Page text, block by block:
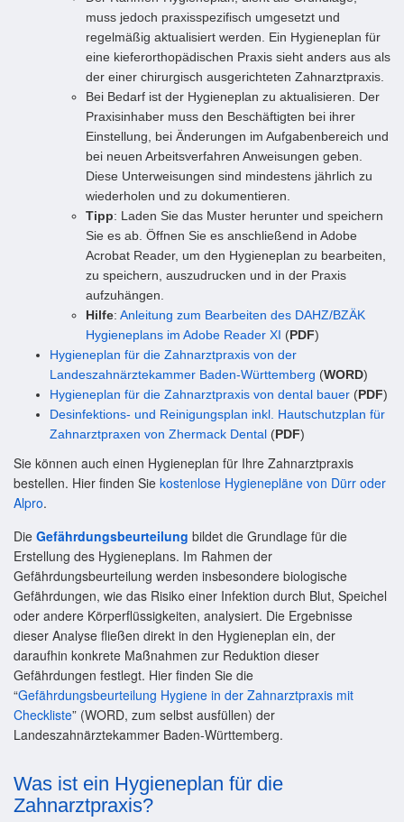
muss jedoch praxisspezifisch umgesetzt und
regelmäßig aktualisiert werden. Ein Hygieneplan für
eine kieferorthopädischen Praxis sieht anders aus als
der einer chirurgisch ausgerichteten Zahnarztpraxis.
Bei Bedarf ist der Hygieneplan zu aktualisieren. Der
Praxisinhaber muss den Beschäftigten bei ihrer
Einstellung, bei Änderungen im Aufgabenbereich und
bei neuen Arbeitsverfahren Anweisungen geben.
Diese Unterweisungen sind mindestens jährlich zu
wiederholen und zu dokumentieren.
Tipp: Laden Sie das Muster herunter und speichern
Sie es ab. Öffnen Sie es anschließend in Adobe
Acrobat Reader, um den Hygieneplan zu bearbeiten,
zu speichern, auszudrucken und in der Praxis
aufzuhängen.
Hilfe: Anleitung zum Bearbeiten des DAHZ/BZÄK
Hygieneplans im Adobe Reader XI (PDF)
Hygieneplan für die Zahnarztpraxis von der
Landeszahnärztekammer Baden-Württemberg (WORD)
Hygieneplan für die Zahnarztpraxis von dental bauer (PDF)
Desinfektions- und Reinigungsplan inkl. Hautschutzplan für
Zahnarztpraxen von Zhermack Dental (PDF)
Sie können auch einen Hygieneplan für Ihre Zahnarztpraxis
bestellen. Hier finden Sie kostenlose Hygienepläne von Dürr oder
Alpro.
Die Gefährdungsbeurteilung bildet die Grundlage für die
Erstellung des Hygieneplans. Im Rahmen der
Gefährdungsbeurteilung werden insbesondere biologische
Gefährdungen, wie das Risiko einer Infektion durch Blut, Speichel
oder andere Körperflüssigkeiten, analysiert. Die Ergebnisse
dieser Analyse fließen direkt in den Hygieneplan ein, der
daraufhin konkrete Maßnahmen zur Reduktion dieser
Gefährdungen festlegt. Hier finden Sie die
“Gefährdungsbeurteilung Hygiene in der Zahnarztpraxis mit
Checkliste” (WORD, zum selbst ausfüllen) der
Landeszahnärztekammer Baden-Württemberg.
Was ist ein Hygieneplan für die
Zahnarztpraxis?